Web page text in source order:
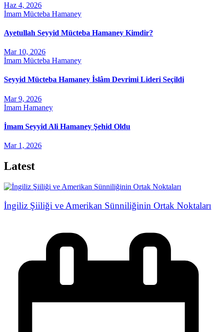
Haz 4, 2026
İmam Mücteba Hamaney
Ayetullah Seyyid Mücteba Hamaney Kimdir?
Mar 10, 2026
İmam Mücteba Hamaney
Seyyid Mücteba Hamaney İslâm Devrimi Lideri Seçildi
Mar 9, 2026
İmam Hamaney
İmam Seyyid Ali Hamaney Şehid Oldu
Mar 1, 2026
Latest
İngiliz Şiiliği ve Amerikan Sünniliğinin Ortak Noktaları